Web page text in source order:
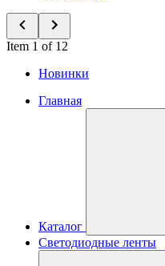
Item 1 of 12
Новинки
Главная
Каталог
Светодиодные ленты